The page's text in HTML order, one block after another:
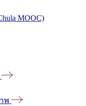
MOOC)
พ